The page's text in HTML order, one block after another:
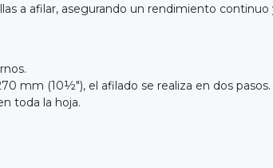
a afilar, asegurando un rendimiento
mm (10½"), el afilado se realiza en dos pasos.
toda la hoja.